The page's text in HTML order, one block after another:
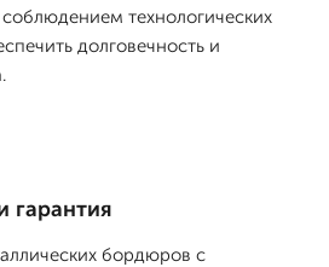
технологических
долговечность и
гарантия
бордюров с